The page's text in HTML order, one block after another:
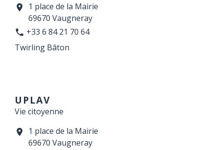
location_on
1 place de la Mairie
69670 Vaugneray
phone +33 6 84 21 70 64
Twirling Bâton
UPLAV
Vie citoyenne
location_on
1 place de la Mairie
69670 Vaugneray